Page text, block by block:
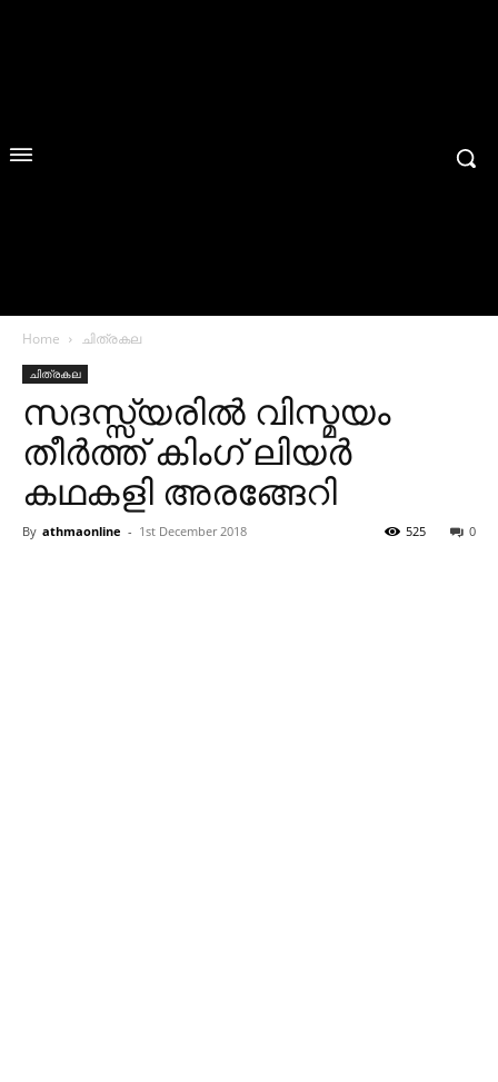
Home ചിത്രകല
ചിത്രകല
സദസ്സ്യരില്‍ വിസ്മയം
തീര്‍ത്ത് കിംഗ് ലിയര്‍
കഥകളി അരങ്ങേറി
By athmaonline - 1st December 2018 0
525